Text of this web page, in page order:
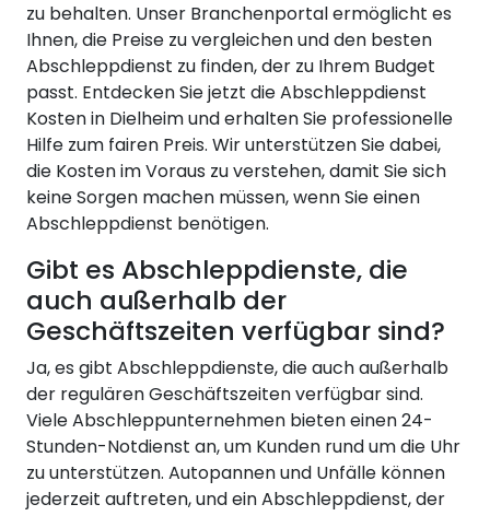
zu behalten. Unser Branchenportal ermöglicht es
Ihnen, die Preise zu vergleichen und den besten
Abschleppdienst zu finden, der zu Ihrem Budget
passt. Entdecken Sie jetzt die Abschleppdienst
Kosten in Dielheim und erhalten Sie professionelle
Hilfe zum fairen Preis. Wir unterstützen Sie dabei,
die Kosten im Voraus zu verstehen, damit Sie sich
keine Sorgen machen müssen, wenn Sie einen
Abschleppdienst benötigen.
Gibt es Abschleppdienste, die
auch außerhalb der
Geschäftszeiten verfügbar sind?
Ja, es gibt Abschleppdienste, die auch außerhalb
der regulären Geschäftszeiten verfügbar sind.
Viele Abschleppunternehmen bieten einen 24-
Stunden-Notdienst an, um Kunden rund um die Uhr
zu unterstützen. Autopannen und Unfälle können
jederzeit auftreten, und ein Abschleppdienst, der